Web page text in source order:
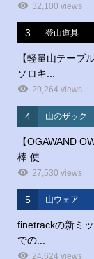
32,100 views
3 登山道具
【軽量山テーブ
ソロキ...
29,264 views
4 山のザック
【OGAWAND
棒 使...
27,530 views
5 山ウェア
finetrackの新ミ
での...
24,624 views